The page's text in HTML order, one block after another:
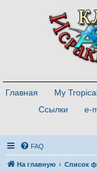
Главная My
Ссылки
e-
FAQ
На главную Список